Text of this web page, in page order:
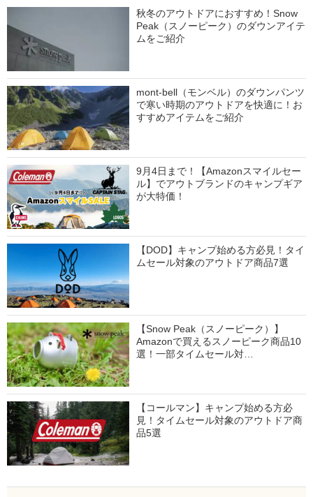
秋冬のアウトドアにおすすめ！Snow
Peak（スノーピーク）のダウンアイテ
ムをご紹介
mont-bell（モンベル）のダウンパンツ
で寒い時期のアウトドアを快適に！お
すすめアイテムをご紹介
9月4日まで！【Amazonスマイルセー
ル】でアウトブランドのキャンプギア
が大特価！
【DOD】キャンプ始める方必見！タイ
ムセール対象のアウトドア商品7選
【Snow Peak（スノーピーク）】
Amazonで買えるスノーピーク商品10
選！一部タイムセール対…
【コールマン】キャンプ始める方必
見！タイムセール対象のアウトドア商
品5選